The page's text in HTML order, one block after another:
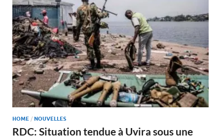
HOME / NOUVELLES
RDC: Situation tendue à Uvira sous une